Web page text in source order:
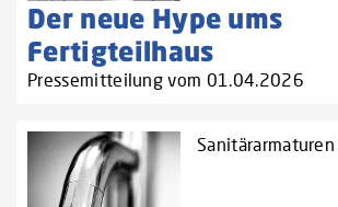
Der neue Hype ums
Fertigteilhaus
Pressemitteilung vom 01.04.2026